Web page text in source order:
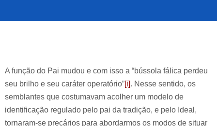
A função do Pai mudou e com isso a “bússola fálica perdeu
seu brilho e seu caráter operatório”[i]. Nesse sentido, os
semblantes que costumavam acolher um modelo de
identificação regulado pelo pai da tradição, e pelo Ideal,
tornaram-se precários para abordarmos os modos de situar